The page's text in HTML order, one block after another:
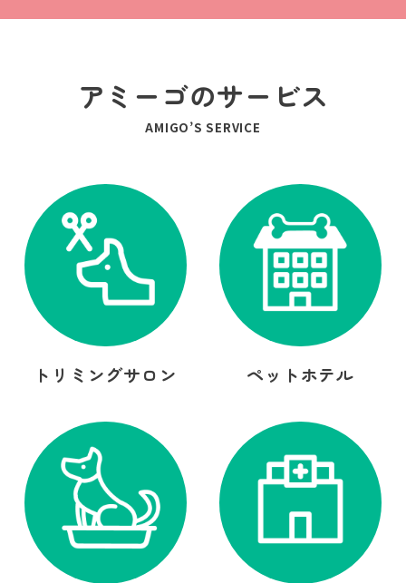
アミーゴのサービス
AMIGO’S SERVICE
トリミングサロン ペットホテル